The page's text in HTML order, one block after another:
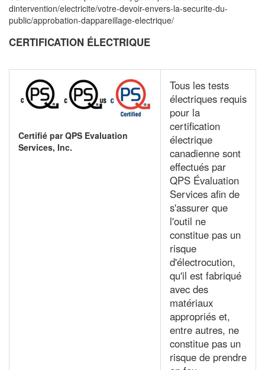
dintervention/electricite/votre-devoir-envers-la-securite-du-
public/approbation-dappareillage-electrique/
CERTIFICATION ÉLECTRIQUE
Certifié par QPS Evaluation
Services, Inc.
Tous les tests
électriques requis
pour la
certification
électrique
canadienne sont
effectués par
QPS Évaluation
Services afin de
s'assurer que
l'outil ne
constitue pas un
risque
d'électrocution,
qu'il est fabriqué
avec des
matériaux
appropriés et,
entre autres, ne
constitue pas un
risque de prendre